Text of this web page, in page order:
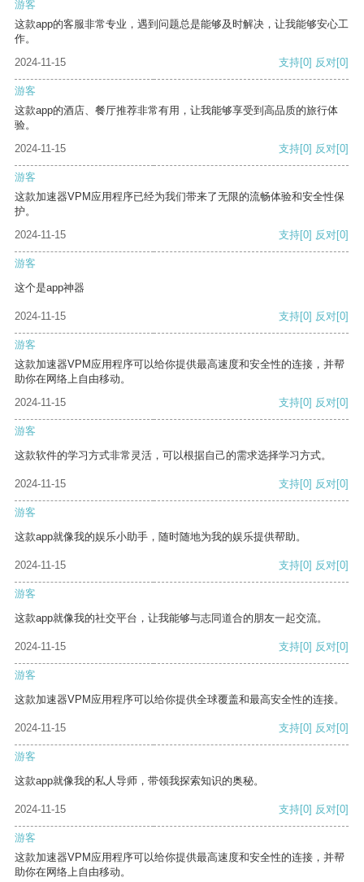
游客
这款app的客服非常专业，遇到问题总是能够及时解决，让我能够安心工
作。
2024-11-15
支持[0] 反对[0]
游客
这款app的酒店、餐厅推荐非常有用，让我能够享受到高品质的旅行体
验。
2024-11-15
支持[0] 反对[0]
游客
这款加速器VPM应用程序已经为我们带来了无限的流畅体验和安全性保
护。
2024-11-15
支持[0] 反对[0]
游客
这个是app神器
2024-11-15 支持[0] 反对[0]
游客
这款加速器VPM应用程序可以给你提供最高速度和安全性的连接，并帮
助你在网络上自由移动。
2024-11-15
支持[0] 反对[0]
游客
这款软件的学习方式非常灵活，可以根据自己的需求选择学习方式。
2024-11-15 支持[0] 反对[0]
游客
这款app就像我的娱乐小助手，随时随地为我的娱乐提供帮助。
2024-11-15 支持[0] 反对[0]
游客
这款app就像我的社交平台，让我能够与志同道合的朋友一起交流。
2024-11-15 支持[0] 反对[0]
游客
这款加速器VPM应用程序可以给你提供全球覆盖和最高安全性的连接。
2024-11-15 支持[0] 反对[0]
游客
这款app就像我的私人导师，带领我探索知识的奥秘。
2024-11-15 支持[0] 反对[0]
游客
这款加速器VPM应用程序可以给你提供最高速度和安全性的连接，并帮
助你在网络上自由移动。